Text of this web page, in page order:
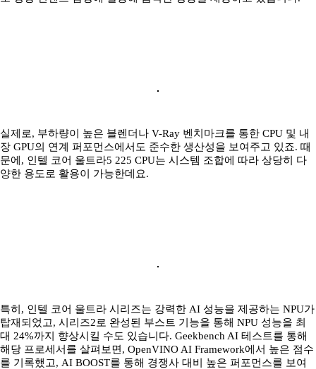
실제로, 부하량이 높은 블렌더나 V-Ray 벤치마크를 통한 CPU 및 내
장 GPU의 연계 퍼포먼스에서도 준수한 생산성을 보여주고 있죠. 때
문에, 인텔 코어 울트라5 225 CPU는 시스템 조합에 따라 상당히 다
양한 용도로 활용이 가능한데요.
특히, 인텔 코어 울트라 시리즈는 강력한 AI 성능을 제공하는 NPU가
탑재되었고, 시리즈2로 완성된 부스트 기능을 통해 NPU 성능을 최
대 24%까지 향상시킬 수도 있습니다. Geekbench AI 테스트를 통해
해당 프로세서를 살펴보면, OpenVINO AI Framework에서 높은 점수
를 기록했고, AI BOOST를 통해 경쟁사 대비 높은 퍼포먼스를 보여